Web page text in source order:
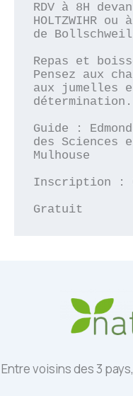
RDV à 8H
HOLTZWIHR
de
Repas et
Pensez aux
aux jumelles
détermination.
Guide :
des Sciences
Mulhouse
Inscription :
Gratuit
Entre voisins des 3